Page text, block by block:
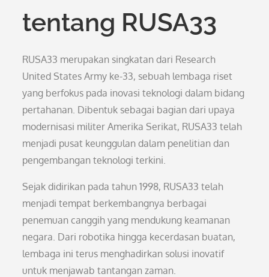
tentang RUSA33
RUSA33 merupakan singkatan dari Research
United States Army ke-33, sebuah lembaga riset
yang berfokus pada inovasi teknologi dalam bidang
pertahanan. Dibentuk sebagai bagian dari upaya
modernisasi militer Amerika Serikat, RUSA33 telah
menjadi pusat keunggulan dalam penelitian dan
pengembangan teknologi terkini.
Sejak didirikan pada tahun 1998, RUSA33 telah
menjadi tempat berkembangnya berbagai
penemuan canggih yang mendukung keamanan
negara. Dari robotika hingga kecerdasan buatan,
lembaga ini terus menghadirkan solusi inovatif
untuk menjawab tantangan zaman.